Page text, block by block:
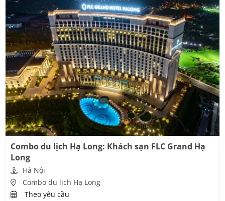
Combo du lịch Hạ Long: Khách sạn FLC Grand Hạ
Long
Hà Nội
Combo du lịch Hạ Long
Theo yêu cầu